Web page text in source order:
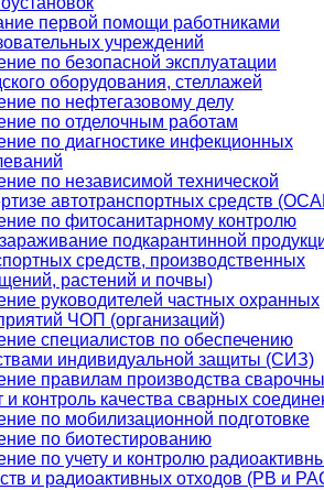
первой помощи работниками
учреждений
по безопасной эксплуатации
оборудования, стеллажей
по нефтегазовому делу
по отделочным работам
по диагностике инфекционных
по независимой технической
автотранспортных средств
по фитосанитарному контролю
подкарантинной
средств, производственных
растений и почвы)
руководителей частных охранных
ЧОП (организаций)
специалистов по обеспечению
индивидуальной защиты (СИЗ)
правилам производства
и контроль качества сварных
по мобилизационной подготовке
по биотестированию
по учету и контролю
и радиоактивных отходов (РВ и